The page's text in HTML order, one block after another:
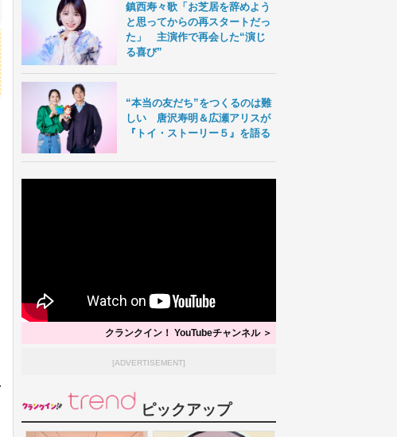
鎮西寿々歌「お芝居を辞めよう
と思ってからの再スタートだっ
た」 主演作で再会した“演じ
る喜び”
“本当の友だち”をつくるのは難
しい 唐沢寿明＆広瀬アリスが
『トイ・ストーリー５』を語る
クランクイン！ YouTubeチャンネル ＞
[ADVERTISEMENT]
ピックアップ